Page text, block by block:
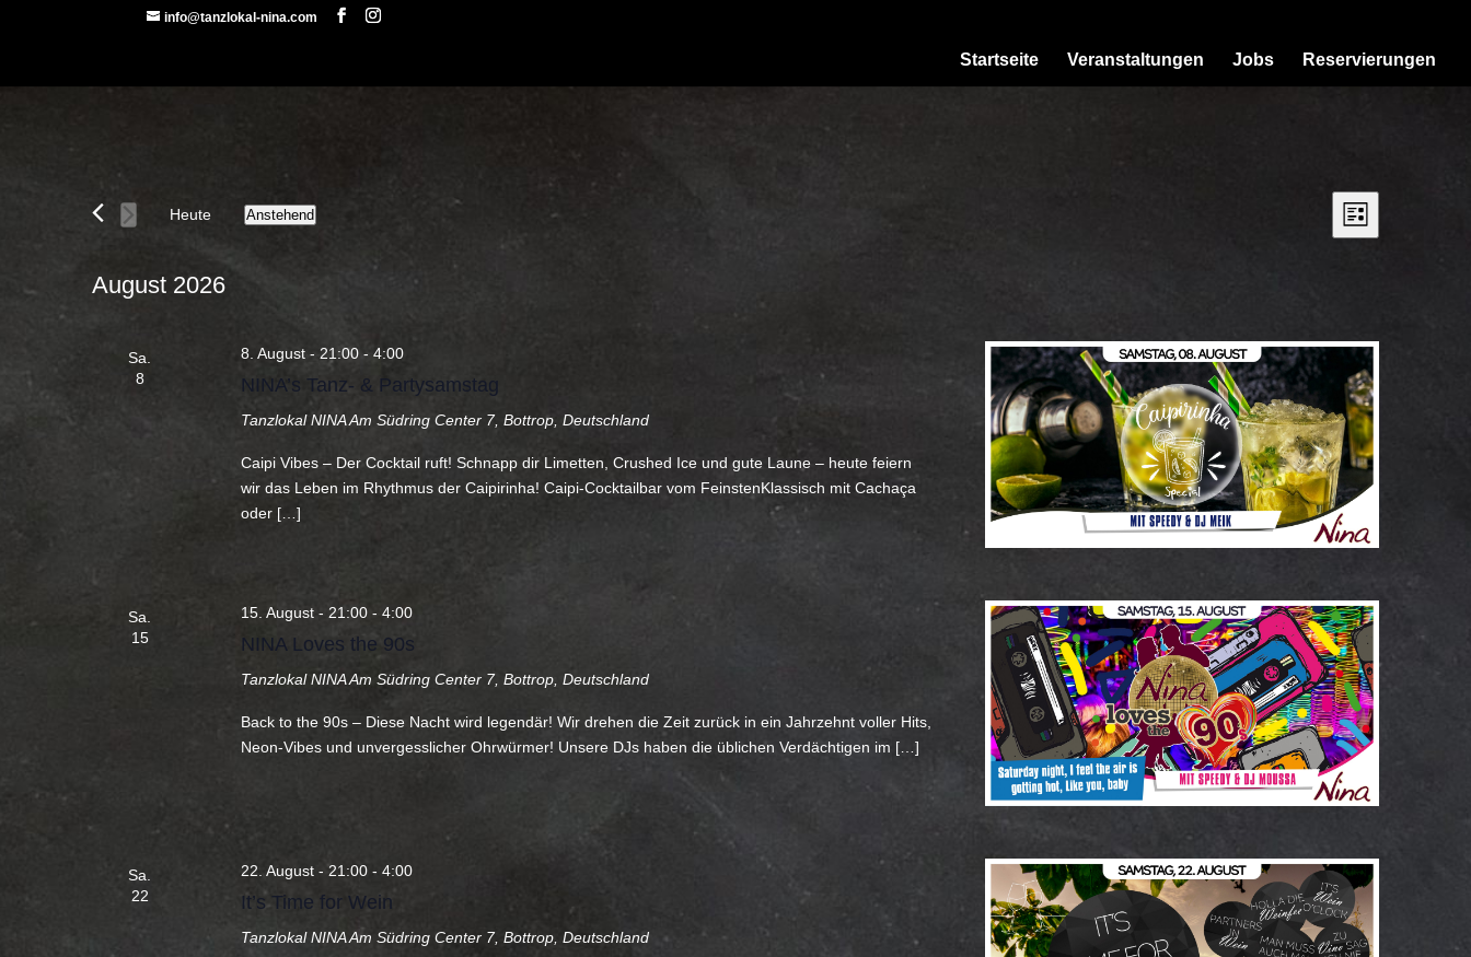
info@tanzlokal-nina.com
Startseite Veranstaltungen Jobs Reservierungen
Veranstaltungen
Ansichten-
Navigation
Ansichten-
Liste
Heute Anstehend
August 2026
Sa.
8
NINA’s Tanz- & Partysamstag
8. August - 21:00- 4:00
Tanzlokal NINAAm Südring Center 7, Bottrop, Deutschland
Caipi Vibes – Der Cocktail ruft! Schnapp dir Limetten, Crushed Ice und gute Laune – heute feiern
wir das Leben im Rhythmus der Caipirinha! Caipi-Cocktailbar vom FeinstenKlassisch mit Cachaça
oder […]
Sa.
15
NINA Loves the 90s
15. August - 21:00- 4:00
Tanzlokal NINAAm Südring Center 7, Bottrop, Deutschland
Back to the 90s – Diese Nacht wird legendär! Wir drehen die Zeit zurück in ein Jahrzehnt voller Hits,
Neon-Vibes und unvergesslicher Ohrwürmer! Unsere DJs haben die üblichen Verdächtigen im […]
Sa.
22
It’s Time for Wein
22. August - 21:00- 4:00
Tanzlokal NINAAm Südring Center 7, Bottrop, Deutschland